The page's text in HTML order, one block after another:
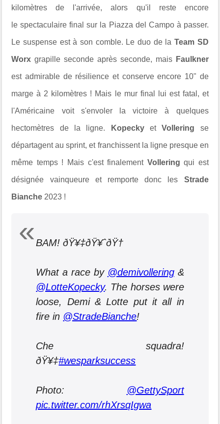
kilomètres de l'arrivée, alors qu'il reste encore
le spectaculaire final sur la Piazza del Campo à passer.
Le suspense est à son comble. Le duo de la Team SD
Worxgrapille seconde après seconde, mais Faulkner
est admirable de résilience et conserve encore 10" de
marge à 2 kilomètres ! Mais le mur final lui est fatal, et
l'Américaine voit s'envoler la victoire à quelques
hectomètres de la ligne. Kopecky etVollering se
départagent au sprint, et franchissent la ligne presque en
même temps ! Mais c'est finalement Volleringqui est
désignée vainqueure et remporte donc les Strade
Bianche 2023 !
BAM! ðŸ¥‡ðŸ¥ˆðŸ†
What a race by @demivollering&
@LotteKopecky. The horses were
loose, Demi & Lotte put it all in
fire in @StradeBianche!
Che squadra!
ðŸ¥‡#wesparksuccess
Photo:
@GettySport
pic.twitter.com/rhXrsqIgwa